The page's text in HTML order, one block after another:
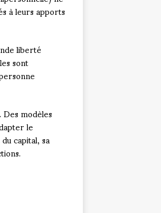
à leurs apports
liberté
sont
modèles
le
capital, sa